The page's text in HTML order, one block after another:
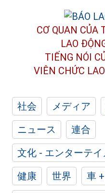
CƠ QUAN CỦA
LAO
TIẾNG NÓI
VIÊN CHỨC
社会 メディア
ニュース
連合
文化 - エンターテイ
健康
世界
車 +